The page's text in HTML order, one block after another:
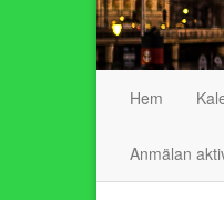
Hem
Anmälan